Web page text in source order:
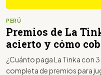
PERÚ
Premios de La
acierto y cómo
¿Cuánto paga La Tinka con
completa de premios para